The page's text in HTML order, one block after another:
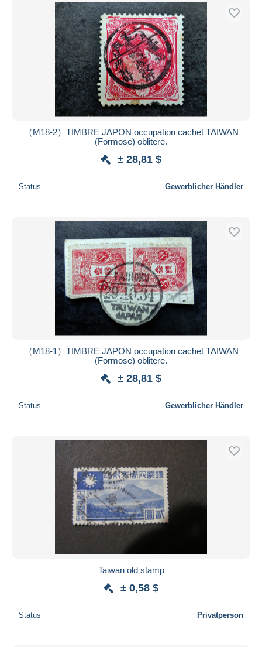
（M18-2）TIMBRE JAPON occupation cachet TAIWAN
(Formose) oblitere.
± 28,81 $
Status Gewerblicher Händler
（M18-1）TIMBRE JAPON occupation cachet TAIWAN
(Formose) oblitere.
± 28,81 $
Status Gewerblicher Händler
Taiwan old stamp
± 0,58 $
Status Privatperson